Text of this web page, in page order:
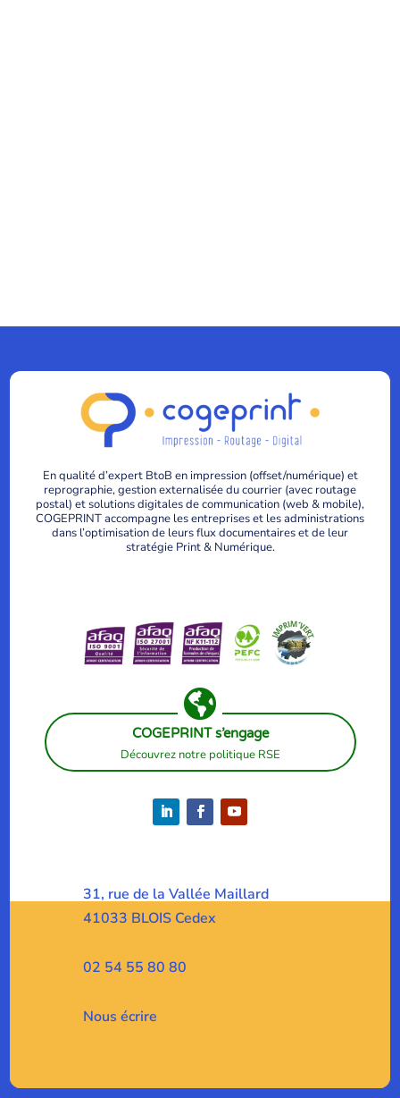
En qualité d’expert BtoB en impression (offset/numérique) et
reprographie, gestion externalisée du courrier (avec routage
postal) et solutions digitales de communication (web & mobile),
COGEPRINT accompagne les entreprises et les administrations
dans l’optimisation de leurs flux documentaires et de leur
stratégie Print & Numérique.

COGEPRINT s’engage
Découvrez notre politique RSE
31, rue de la Vallée Maillard
41033 BLOIS Cedex
02 54 55 80 80
Nous écrire